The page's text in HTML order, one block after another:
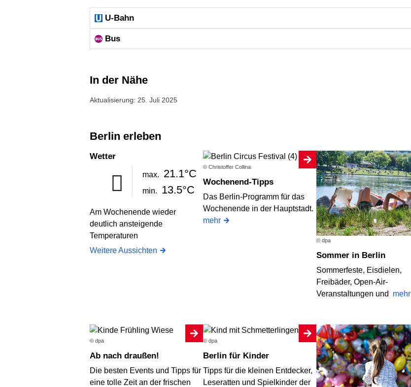
U-Bahn
Bus
In der Nähe
Aktualisierung: 25. Juli 2025
Berlin erleben
Wetter
max. 21.1°C
min. 13.5°C
Am Wochenende wieder
deutlich ansteigende
Temperaturen
Weitere Aussichten
© Christoffer Collina
Wochenend-Tipps
Das Berlin-Programm für das
Wochenende in der Hauptstadt.
mehr
© dpa
Sommer in Berlin
Sommerfeste, Eisdielen,
Freibäder, Open-Air-
Veranstaltungen und mehr
© dpa
Ab nach draußen!
Die besten Events und Tipps für
eine tolle Zeit an der frischen
© dpa
Berlin für Kinder
Tipps für die kleinen Entdecker,
Leseratten und Spielkinder der